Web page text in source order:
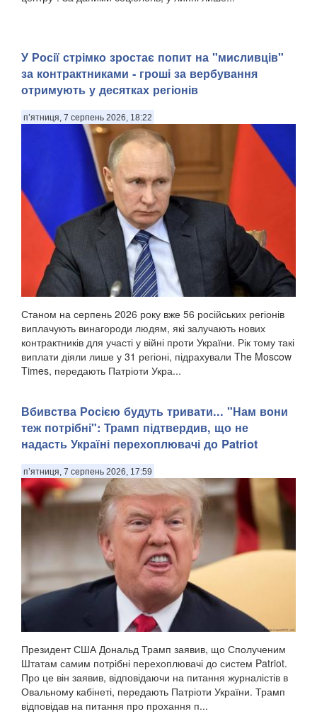
У Росії стрімко зростає попит на "мисливців"
за контрактниками - гроші за вербування
отримують у десятках регіонів
п’ятниця, 7 серпень 2026, 18:22
Станом на серпень 2026 року вже 56 російських регіонів
виплачують винагороди людям, які залучають нових
контрактників для участі у війні проти України. Рік тому такі
виплати діяли лише у 31 регіоні, підрахували The Moscow
Times, передають Патріоти Укра...
Вбивства Росією будуть тривати... "Нам вони
теж потрібні": Трамп підтвердив, що не
надасть Україні перехоплювачі до Patriot
п’ятниця, 7 серпень 2026, 17:59
Президент США Дональд Трамп заявив, що Сполученим
Штатам самим потрібні перехоплювачі до систем Patriot.
Про це він заявив, відповідаючи на питання журналістів в
Овальному кабінеті, передають Патріоти України. Трамп
відповідав на питання про прохання п...